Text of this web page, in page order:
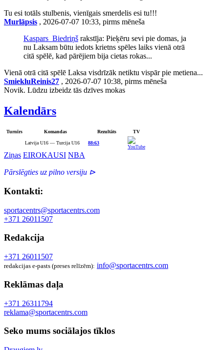
Tu esi totāls stulbenis, vienīgais smerdelis esi tu!!!
Murlāpsis , 2026-07-07 10:33, pirms mēneša
Kaspars_Biedriņš rakstīja: Pieķēru sevi pie domas, ja
nu Laksam būtu iedots krietns spēles laiks vienā otrā
citā spēlē, kad pārējiem bija cietas rokas...
Vienā otrā citā spēlē Laksa visdrīzāk netiktu vispār pie metiena...
SmiekluReinis27 , 2026-07-07 10:38, pirms mēneša
Novik. Lūdzu izbeidz tās dzīves mokas
Kalendārs
Turnīrs Komandas Rezultāts TV
Latvija U16 — Turcija U16 88:63
Ziņas EIROKAUSI NBA
Pārslēgties uz pilno versiju ⊳
Kontakti:
sportacentrs@sportacentrs.com
+371 26011507
Redakcija
+371 26011507
redakcijas e-pasts (preses relīzēm): info@sportacentrs.com
Reklāmas daļa
+371 26311794
reklama@sportacentrs.com
Seko mums sociālajos tīklos